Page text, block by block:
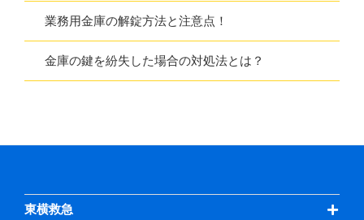
業務用金庫の解錠方法と注意点！
金庫の鍵を紛失した場合の対処法とは？
東横救急